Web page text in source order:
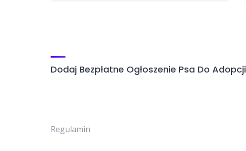
Dodaj Bezpłatne Ogłoszenie Psa Do Adopcji
Regulamin